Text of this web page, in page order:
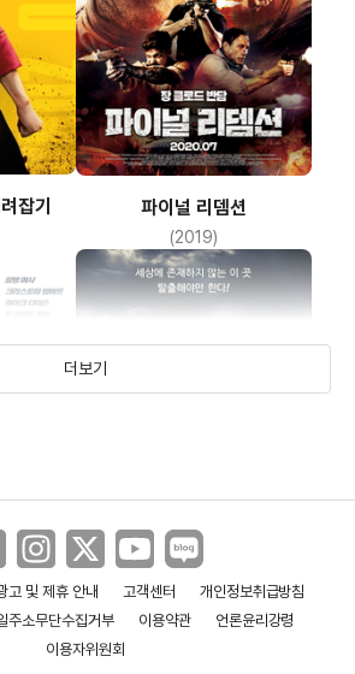
잡기 파이널 리뎀션
(2019)
드 블랙 워터
더보기
고 및 제휴 안내 고객센터
개인정보취급방침
주소무단수집거부 이용약관
언론윤리강령
이용자위원회